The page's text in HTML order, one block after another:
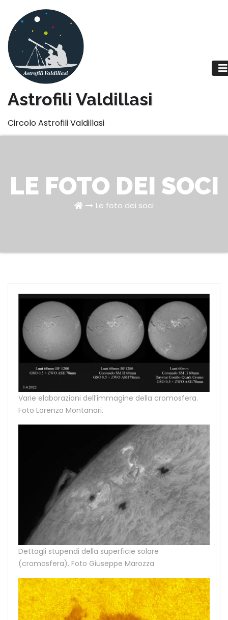
contenuto
Astrofili Valdillasi
Circolo Astrofili Valdillasi
LE FOTO DEI SOCI
Le foto dei soci
Varie elaborazioni dell’immagine della cromosfera.
Foto Lorenzo Montanari.
Dettagli stupendi della superficie solare
(cromosfera). Foto Giuseppe Marozza